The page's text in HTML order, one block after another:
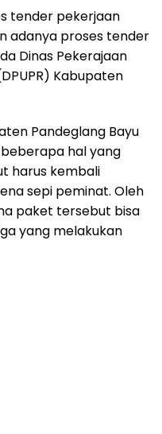
tender pekerjaan
adanya proses tender
Dinas Pekerajaan
Kabupaten
Pandeglang Bayu
hal yang
harus kembali
sepi peminat. Oleh
paket tersebut bisa
yang melakukan